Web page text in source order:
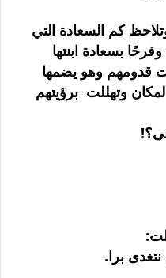
كم السعادة التي
بسعادة ابنتها
قدومهم وهو يضمها
وتهللت برؤيتهم
برا.